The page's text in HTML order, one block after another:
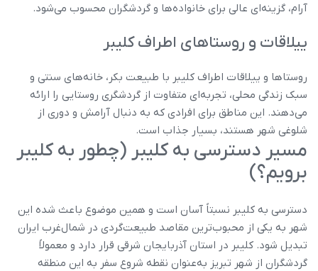
آرام، گزینه‌ای عالی برای خانواده‌ها و گردشگران محسوب می‌شود.
ییلاقات و روستاهای اطراف کلیبر
روستاها و ییلاقات اطراف کلیبر با طبیعت بکر، خانه‌های سنتی و
سبک زندگی محلی، تجربه‌ای متفاوت از گردشگری روستایی را ارائه
می‌دهند. این مناطق برای افرادی که به دنبال آرامش و دوری از
شلوغی شهر هستند، بسیار جذاب است.
مسیر دسترسی به کلیبر (چطور به کلیبر
برویم؟)
دسترسی به کلیبر نسبتاً آسان است و همین موضوع باعث شده این
شهر به یکی از محبوب‌ترین مقاصد طبیعت‌گردی در شمال‌غرب ایران
تبدیل شود. کلیبر در استان آذربایجان شرقی قرار دارد و معمولاً
گردشگران از شهر تبریز به‌عنوان نقطه شروع سفر به این منطقه